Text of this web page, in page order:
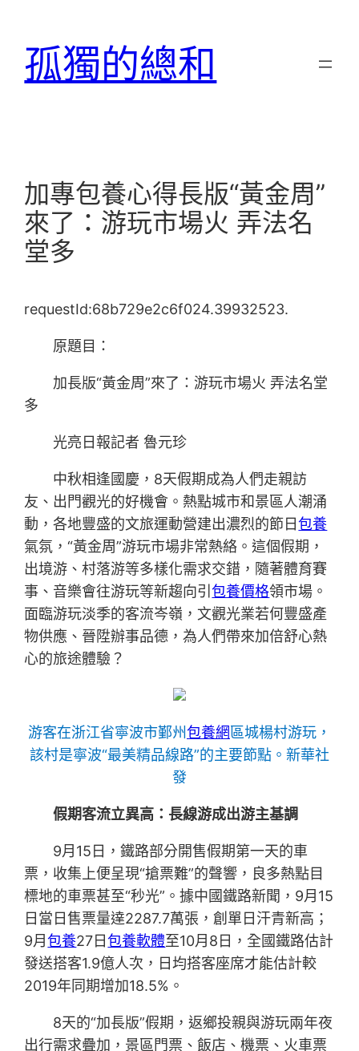
孤獨的總和
加專包養心得長版“黃金周”
來了：游玩市場火 弄法名
堂多
requestId:68b729e2c6f024.39932523.
原題目：
加長版“黃金周”來了：游玩市場火 弄法名堂
多
光亮日報記者 魯元珍
中秋相逢國慶，8天假期成為人們走親訪
友、出門觀光的好機會。熱點城市和景區人潮涌
動，各地豐盛的文旅運動營建出濃烈的節日包養
氣氛，“黃金周”游玩市場非常熱絡。這個假期，
出境游、村落游等多樣化需求交錯，隨著體育賽
事、音樂會往游玩等新趨向引包養價格領市場。
面臨游玩淡季的客流岑嶺，文觀光業若何豐盛產
物供應、晉陞辦事品德，為人們帶來加倍舒心熱
心的旅途體驗？
游客在浙江省寧波市鄞州包養網區城楊村游玩，
該村是寧波“最美精品線路”的主要節點。新華社
發
假期客流立異高：長線游成出游主基調
9月15日，鐵路部分開售假期第一天的車
票，收集上便呈現“搶票難”的聲響，良多熱點目
標地的車票甚至“秒光”。據中國鐵路新聞，9月15
日當日售票量達2287.7萬張，創單日汗青新高；
9月包養27日包養軟體至10月8日，全國鐵路估計
發送搭客1.9億人次，日均搭客座席才能估計較
2019年同期增加18.5%。
8天的“加長版”假期，返鄉投親與游玩兩年夜
出行需求疊加，景區門票、飯店、機票、火車票